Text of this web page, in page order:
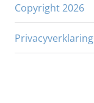
Copyright 2026
Privacyverklaring